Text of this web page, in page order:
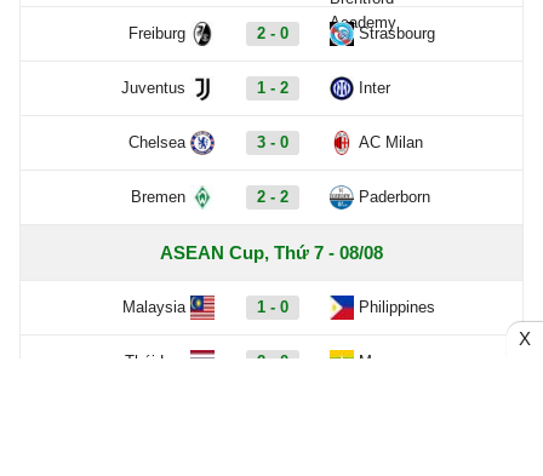
Freiburg 2 - 0 Strasbourg
Juventus 1 - 2 Inter
Chelsea 3 - 0 AC Milan
Bremen 2 - 2 Paderborn
ASEAN Cup, Thứ 7 - 08/08
Malaysia 1 - 0 Philippines
Thái Lan 2 - 0 Myanmar
X